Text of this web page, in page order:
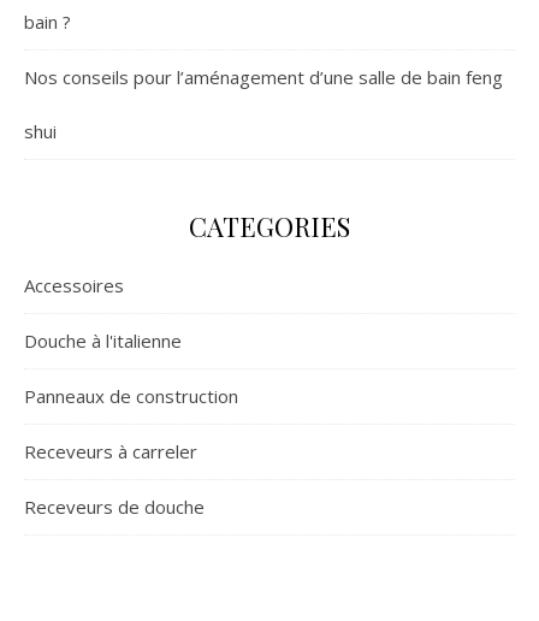
bain ?
Nos conseils pour l’aménagement d’une salle de bain feng
shui
CATEGORIES
Accessoires
Douche à l'italienne
Panneaux de construction
Receveurs à carreler
Receveurs de douche